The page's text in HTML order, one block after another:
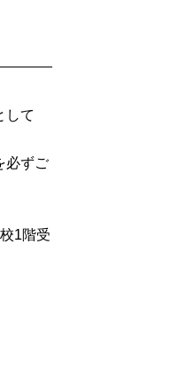
して
必ずご
1階受